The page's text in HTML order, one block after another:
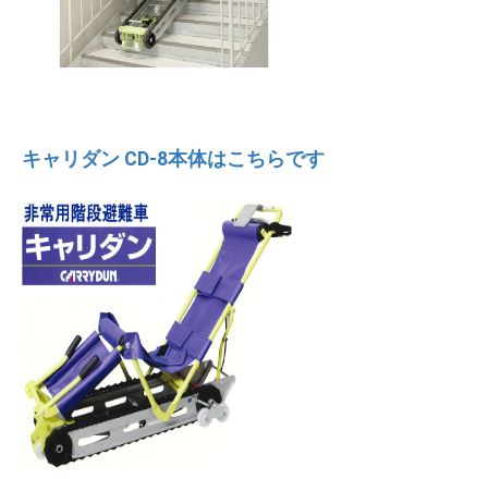
キャリダン CD-8本体はこちらです